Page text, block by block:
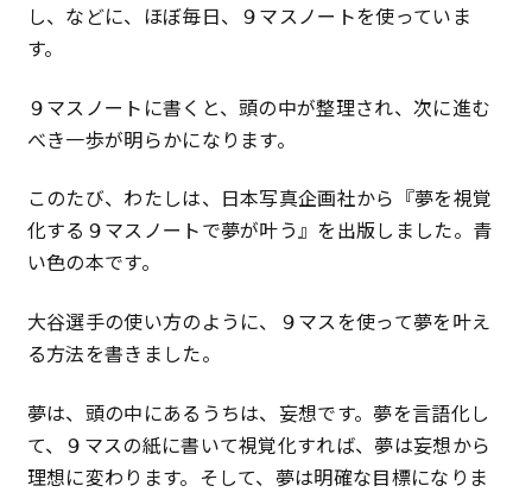
し、などに、ほぼ毎日、９マスノートを使っていま
す。
９マスノートに書くと、頭の中が整理され、次に進む
べき一歩が明らかになります。
このたび、わたしは、日本写真企画社から『夢を視覚
化する９マスノートで夢が叶う』を出版しました。青
い色の本です。
大谷選手の使い方のように、９マスを使って夢を叶え
る方法を書きました。
夢は、頭の中にあるうちは、妄想です。夢を言語化し
て、９マスの紙に書いて視覚化すれば、夢は妄想から
理想に変わります。そして、夢は明確な目標になりま